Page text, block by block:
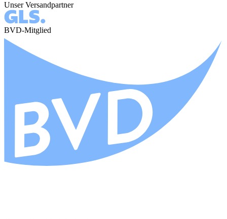
Unser Versandpartner
BVD-Mitglied